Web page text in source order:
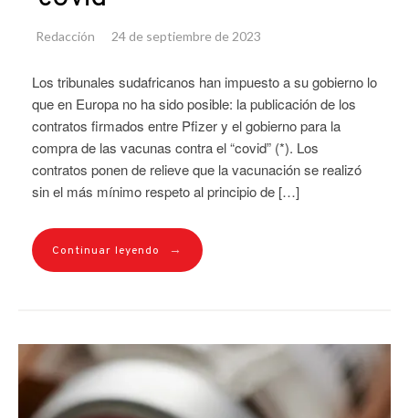
Redacción 24 de septiembre de 2023
Los tribunales sudafricanos han impuesto a su gobierno lo
que en Europa no ha sido posible: la publicación de los
contratos firmados entre Pfizer y el gobierno para la
compra de las vacunas contra el “covid” (*). Los
contratos ponen de relieve que la vacunación se realizó
sin el más mínimo respeto al principio de […]
Continuar leyendo →